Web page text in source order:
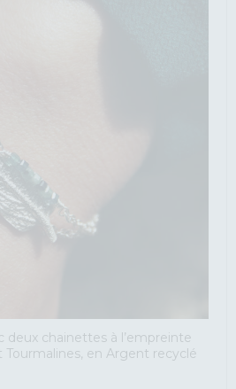
deux chainettes à l’empreinte
en Argent recyclé